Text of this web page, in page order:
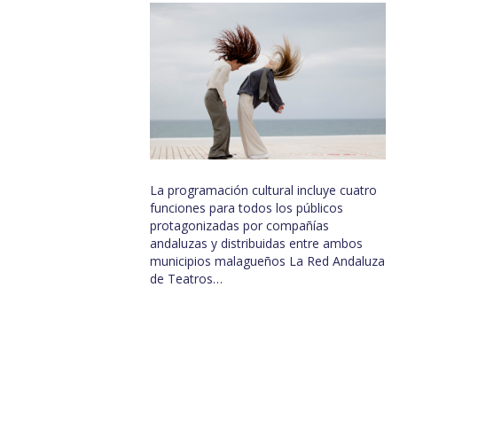
La programación cultural incluye cuatro
funciones para todos los públicos
protagonizadas por compañías
andaluzas y distribuidas entre ambos
municipios malagueños La Red Andaluza
de Teatros…